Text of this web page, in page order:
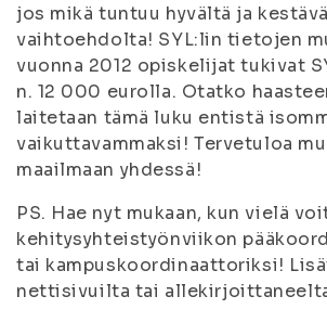
jos mikä tuntuu hyvältä ja
vaihtoehdolta! SYL:lin tietojen
vuonna 2012 opiskelijat tukivat
n. 12 000 eurolla. Otatko
laitetaan tämä luku entistä
vaikuttavammaksi! Tervetuloa
maailmaan yhdessä!
PS. Hae nyt mukaan, kun vielä
kehitysyhteistyönviikon
tai kampuskoordinaattoriksi!
nettisivuilta tai